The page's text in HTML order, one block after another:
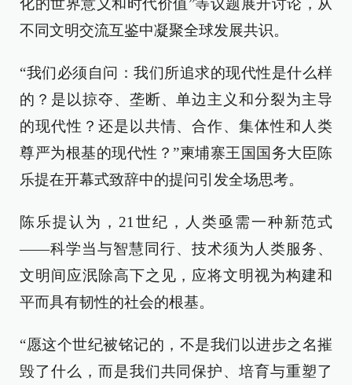
不同文明交流互鉴中凝聚全球发展共识。
“我们必须自问：我们所追求的现代性是什么样
的？是以掠夺、垄断、单边主义和分裂为主导
的现代性？还是以共情、合作、集体性和人类
尊严为根基的现代性？”柬埔寨王国国务大臣陈
乐提在开幕式致辞中的提问引发全场思考。
陈乐提认为，21世纪，人类亟需一种新范式
——科学当与智慧同行、技术须为人类服务、
文明间应泯除高下之见，应将文明视为构建和
平而具有韧性的社会的根基。
“愿这个世纪被铭记的，不是我们以进步之名摧
毁了什么，而是我们共同保护、培育与重塑了